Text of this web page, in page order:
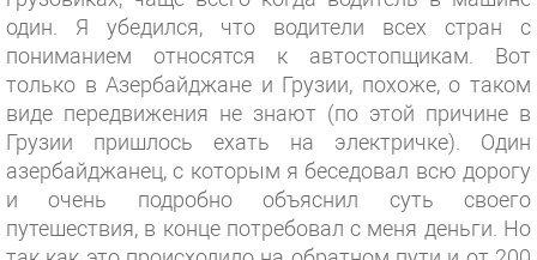
один. Я убедился, что водители всех стран с
пониманием относятся к автостопщикам. Вот
только в Азербайджане и Грузии, похоже, о таком
виде передвижения не знают (по этой причине в
Грузии пришлось ехать на электричке). Один
азербайджанец, с которым я беседовал всю дорогу
и очень подробно объяснил суть своего
путешествия, в конце потребовал с меня деньги. Но